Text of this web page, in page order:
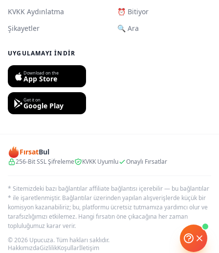
KVKK Aydınlatma
Şikayetler
⏰ Bitiyor
🔍 Ara
UYGULAMAYI İNDIR
Download on the
App Store
Get it on
Google Play
FırsatBul
256-Bit SSL Şifreleme KVKK Uyumlu Onaylı Fırsatlar
* Sitemizdeki bazı bağlantılar affiliate bağlantısı içerebilir — bu bağlantılar
* ile işaretlenmiştir. Bağlantılar üzerinden yapılan alışverişlerde küçük bir
komisyon kazanabiliriz; bu, platformu ücretsiz tutmamıza yardımcı olur ve
tarafsızlığımızı etkilemez. Hangi fırsatın öne çıkacağına her zaman
topluluğumuz karar verir.
© 2026 Upucuza. Tüm hakları saklıdır.
HakkımızdaGizlilikKoşullarİletişim